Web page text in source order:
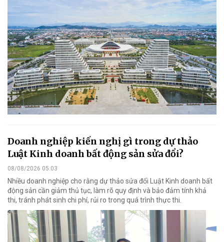
Doanh nghiệp kiến nghị gì trong dự thảo
Luật Kinh doanh bất động sản sửa đổi?
08/08/2026 05:03
Nhiều doanh nghiệp cho rằng dự thảo sửa đổi Luật Kinh doanh bất
động sản cần giảm thủ tục, làm rõ quy định và bảo đảm tính khả
thi, tránh phát sinh chi phí, rủi ro trong quá trình thực thi.